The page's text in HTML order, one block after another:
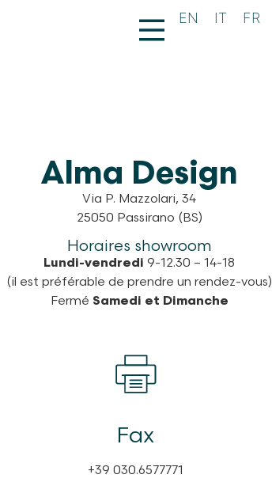
EN IT FR
EN IT FR
Alma Design
Via P. Mazzolari, 34
25050 Passirano (BS)
Horaires showroom
Lundi-vendredi 9-12.30 – 14-18
(il est préférable de prendre un rendez-vous)
Fermé Samedi et Dimanche
Fax
+39 030.6577771